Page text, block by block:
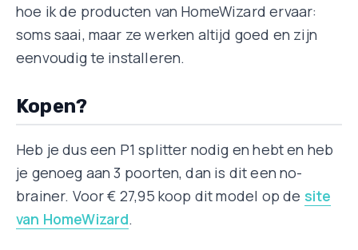
hoe ik de producten van HomeWizard ervaar:
soms saai, maar ze werken altijd goed en zijn
eenvoudig te installeren.
Kopen?
Heb je dus een P1 splitter nodig en hebt en heb
je genoeg aan 3 poorten, dan is dit een no-
brainer. Voor € 27,95 koop dit model op de site
van HomeWizard.